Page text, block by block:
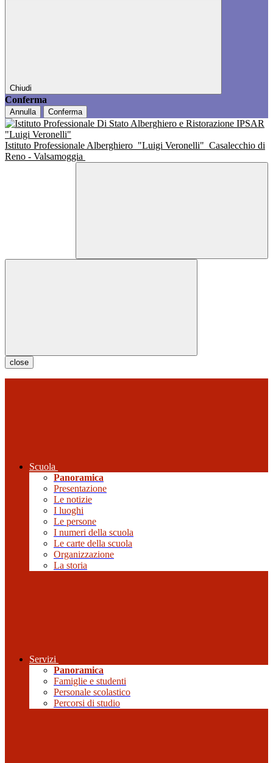
Chiudi
Conferma
Annulla Conferma
Istituto Professionale Alberghiero "Luigi Veronelli" Casalecchio di
Reno - Valsamoggia
close
Scuola
Panoramica
Presentazione
Le notizie
I luoghi
Le persone
I numeri della scuola
Le carte della scuola
Organizzazione
La storia
Servizi
Panoramica
Famiglie e studenti
Personale scolastico
Percorsi di studio